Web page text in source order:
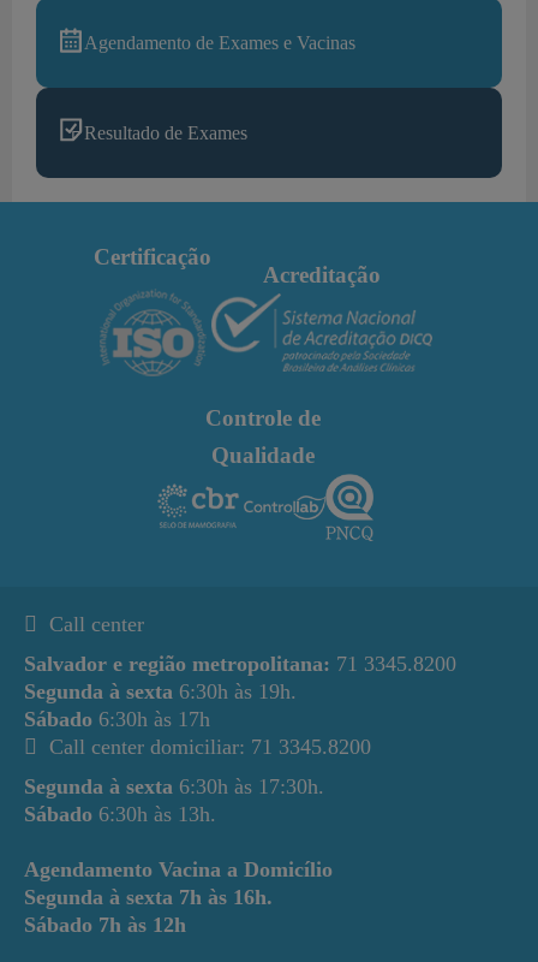
Agendamento de Exames e Vacinas
Resultado de Exames
Certificação
Acreditação
Controle de
Qualidade
Call center
Salvador e região metropolitana: 71 3345.8200
Segunda à sexta 6:30h às 19h.
Sábado 6:30h às 17h
Call center domiciliar: 71 3345.8200
Segunda à sexta 6:30h às 17:30h.
Sábado 6:30h às 13h.
Agendamento Vacina a Domicílio
Segunda à sexta 7h às 16h.
Sábado 7h às 12h